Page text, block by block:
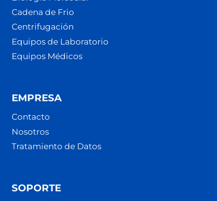
Cadena de Frio
Centrifugación
Equipos de Laboratorio
Equipos Médicos
EMPRESA
Contacto
Nosotros
Tratamiento de Datos
SOPORTE